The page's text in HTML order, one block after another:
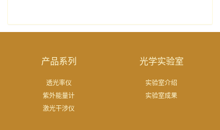
产品系列
透光率仪
紫外能量计
激光干涉仪
光学实验室
实验室介绍
实验室成果